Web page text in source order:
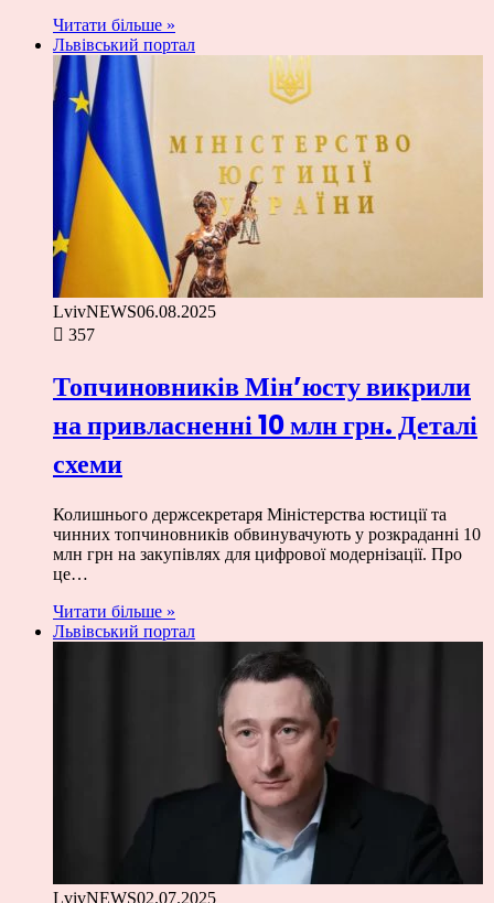
Читати більше »
Львівський портал
LvivNEWS06.08.2025
357
Топчиновників Мін’юсту викрили
на привласненні 10 млн грн. Деталі
схеми
Колишнього держсекретаря Міністерства юстиції та
чинних топчиновників обвинувачують у розкраданні 10
млн грн на закупівлях для цифрової модернізації. Про
це…
Читати більше »
Львівський портал
LvivNEWS02.07.2025